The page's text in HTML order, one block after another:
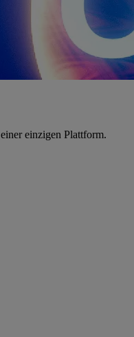
einzigen Plattform.